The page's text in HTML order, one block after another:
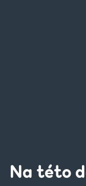
Na této